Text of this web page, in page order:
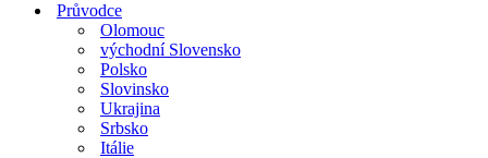
Průvodce
Olomouc
východní Slovensko
Polsko
Slovinsko
Ukrajina
Srbsko
Itálie